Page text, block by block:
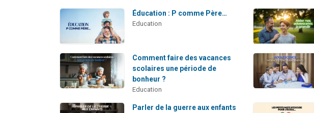
Éducation : P comme Père…
Education
Comment faire des vacances
scolaires une période de
bonheur ?
Education
Parler de la guerre aux enfants